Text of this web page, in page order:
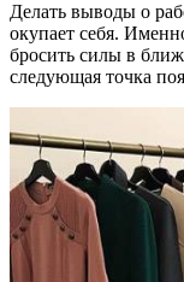
Делать выводы о
окупает себя.
бросить силы в
следующая точка